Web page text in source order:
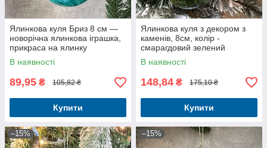
Ялинкова куля Бриз 8 см —
новорічна ялинкова іграшка,
прикраса на ялинку
В наявності
89,95 ₴ 105,82 ₴
Купити
Ялинкова куля з декором з
каменів, 8см, колір -
смарагдовий зелений
В наявності
148,84 ₴ 175,10 ₴
Купити
–15% –15%